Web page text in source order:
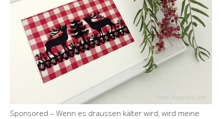
Sponsored – Wenn es draussen kälter wird, wird meine